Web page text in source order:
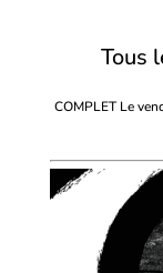
Tous
COMPLET Le